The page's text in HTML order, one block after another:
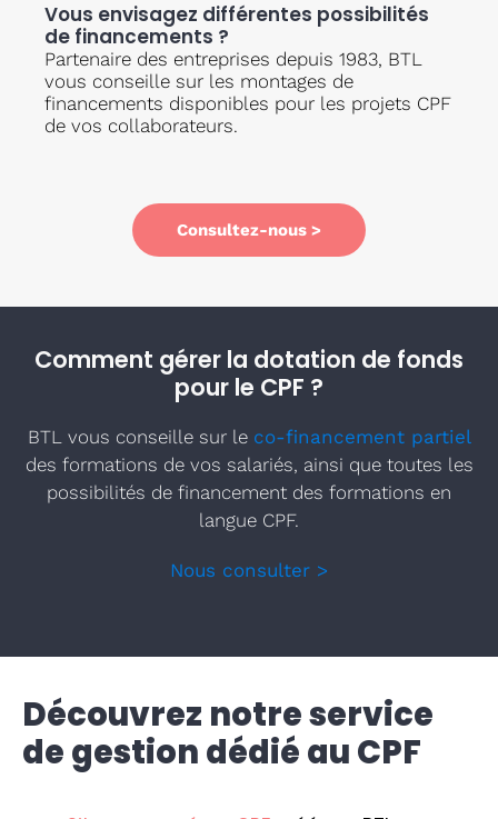
Vous envisagez différentes possibilités
de financements ?
Partenaire des entreprises depuis 1983, BTL
vous conseille sur les montages de
financements disponibles pour les projets CPF
de vos collaborateurs.
Consultez-nous >
Comment gérer la dotation de fonds
pour le CPF ?
BTL vous conseille sur le co-financement partiel
des formations de vos salariés, ainsi que toutes les
possibilités de financement des formations en
langue CPF.
Nous consulter >
Découvrez notre service
de gestion dédié au CPF